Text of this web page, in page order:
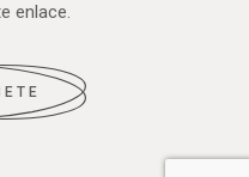
enlace.